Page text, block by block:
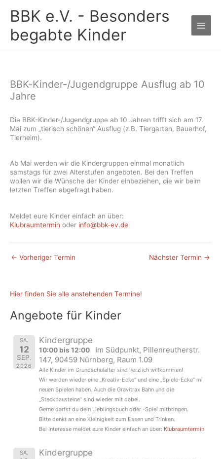
Inhalt
springen
BBK e.V. - Besonders
begabte Kinder
BBK-Kinder-/Jugendgruppe Ausflug ab 10
Jahre
Die BBK-Kinder-/Jugendgruppe ab 10 Jahren trifft sich am 17.
Mai zum „tierisch schönen“ Ausflug (z.B. Tiergarten, Bauerhof,
Tierheim).
Ab Mai werden wir die Kindergruppen einmal monatlich
samstags für zwei Alterstufen angeboten. Bei den Treffen
wollen wir die Wünsche der Kinder einbeziehen, die wir beim
letzten Treffen abgefragt haben.
Meldet eure Kinder einfach an über:
Klubraumtermin oder info@bbk-ev.de
← Vorheriger Termin Nächster Termin →
Hier finden Sie alle anstehenden Termine!
Angebote für Kinder
SA.
12
SEP.
2026
Kindergruppe
10:00 bis 12:00
Im Südpunkt, Pillenreutherstr.
147, 90459 Nürnberg, Raum 1.09
Alle Kinder im Grundschulalter sind herzlich willkommen!
Wir werden wieder eine „Kreativ-Ecke“ und eine „Spiele-Ecke“ mi
neuen Spielen haben. Auch die Gravitrax Bahn und die
„Steckbausteine“ sind wieder mit dabei.
Gerne darfst du dein Lieblingsbuch oder -Spiel mitbringen.
Bitte denkt an eine Kleinigkeit zum Essen und Trinken.
Bei Interesse meldet eure Kinder einfach an über: Klubraumtermin
SA. Kindergruppe